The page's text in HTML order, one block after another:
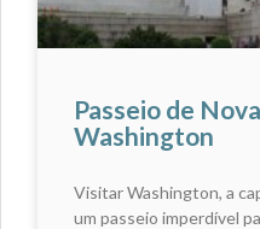
Passeio de
Washington
Visitar Washington, a
um passeio imperdível